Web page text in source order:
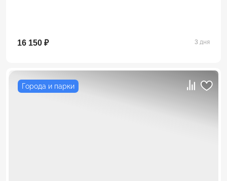
16 150 ₽ 3 дня
Города и парки